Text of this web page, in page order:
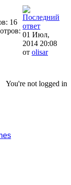
16
01 Июл,
2014 20:08
от olisar
You're not logged in